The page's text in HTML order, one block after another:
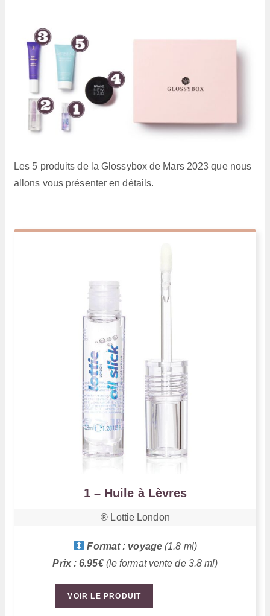
Les 5 produits de la Glossybox de Mars 2023 que nous
allons vous présenter en détails.
1 – Huile à Lèvres
®️ Lottie London
Format : voyage(1.8 ml)
Prix : 6.95€(le format vente de 3.8 ml)
VOIR LE PRODUIT